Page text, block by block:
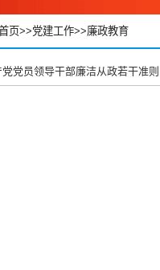
页>>党建工作>>廉政教育
党员领导干部廉洁从政若干准则